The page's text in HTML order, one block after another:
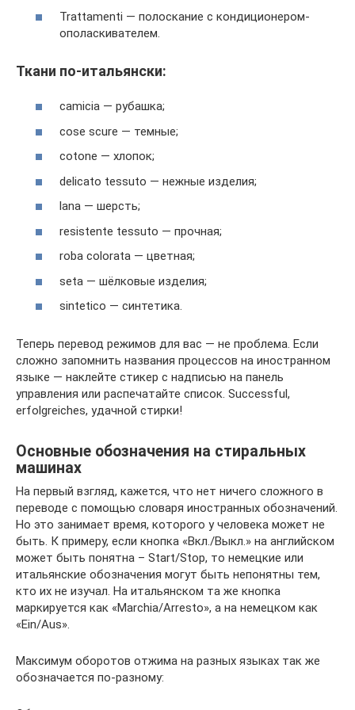
Trattamenti — полоскание с кондиционером-
ополаскивателем.
Ткани по-итальянски:
camicia — рубашка;
cose scure — темные;
cotone — хлопок;
delicato tessuto — нежные изделия;
lana — шерсть;
resistente tessuto — прочная;
roba colorata — цветная;
seta — шёлковые изделия;
sintetico — синтетика.
Теперь перевод режимов для вас — не проблема. Если
сложно запомнить названия процессов на иностранном
языке — наклейте стикер с надписью на панель
управления или распечатайте список. Successful,
еrfolgreiches, удачной стирки!
Основные обозначения на стиральных
машинах
На первый взгляд, кажется, что нет ничего сложного в
переводе с помощью словаря иностранных обозначений.
Но это занимает время, которого у человека может не
быть. К примеру, если кнопка «Вкл./Выкл.» на английском
может быть понятна – Start/Stop, то немецкие или
итальянские обозначения могут быть непонятны тем,
кто их не изучал. На итальянском та же кнопка
маркируется как «Marchia/Arresto», а на немецком как
«Ein/Aus».
Максимум оборотов отжима на разных языках так же
обозначается по-разному: